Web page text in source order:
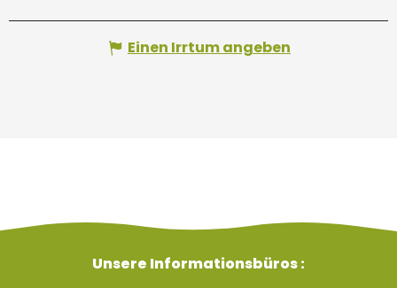
Einen Irrtum angeben
Unsere Informationsbüros :